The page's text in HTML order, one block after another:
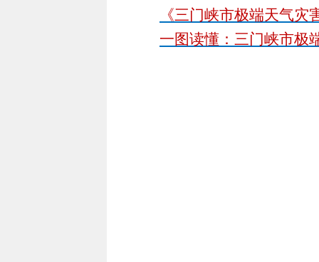
《三门峡市极端天气
一图读懂：三门峡市极